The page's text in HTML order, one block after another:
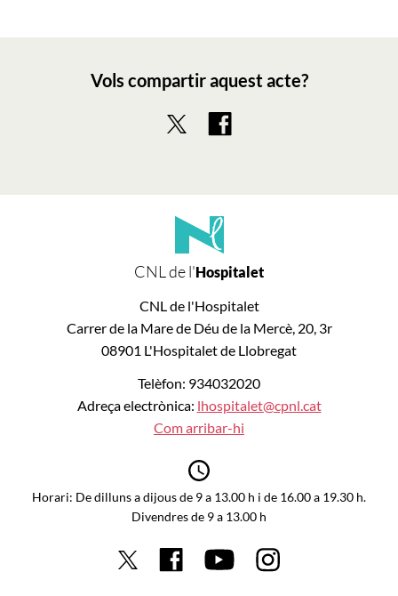
Vols compartir aquest acte?
CNL de l'Hospitalet
CNL de l'Hospitalet
Carrer de la Mare de Déu de la Mercè, 20, 3r
08901 L'Hospitalet de Llobregat
Telèfon: 934032020
Adreça electrònica: lhospitalet@cpnl.cat
Com arribar-hi
Horari: De dilluns a dijous de 9 a 13.00 h i de 16.00 a 19.30 h.
Divendres de 9 a 13.00 h